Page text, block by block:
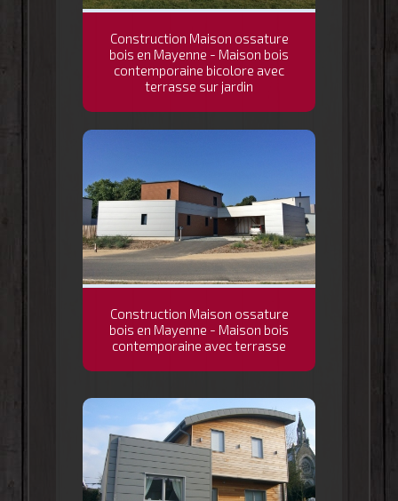
Construction Maison ossature
bois en Mayenne - Maison bois
contemporaine bicolore avec
terrasse sur jardin
Construction Maison ossature
bois en Mayenne - Maison bois
contemporaine avec terrasse